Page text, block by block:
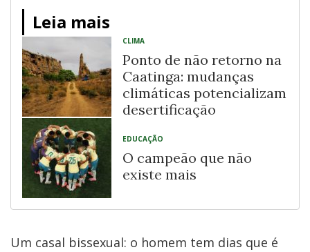
Leia mais
CLIMA
Ponto de não retorno na
Caatinga: mudanças
climáticas potencializam
desertificação
EDUCAÇÃO
O campeão que não
existe mais
Um casal bissexual: o homem tem dias que é